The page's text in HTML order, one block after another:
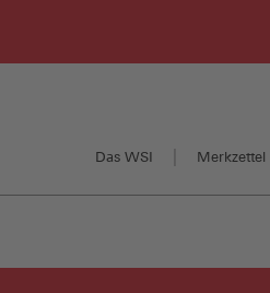
Das WSI Merkzettel